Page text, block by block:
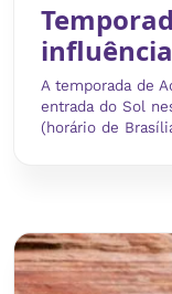
A temporada de
entrada do Sol
(horário de